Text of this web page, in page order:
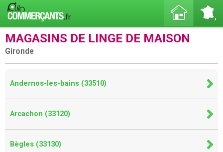
MAGASINS DE LINGE DE MAISON
Gironde
Andernos-les-bains (33510)
Arcachon (33120)
Bègles (33130)